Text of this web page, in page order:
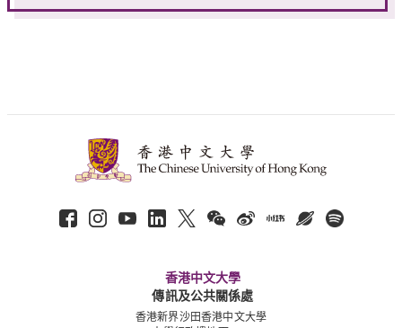
香港中文大學
傳訊及公共關係處
香港新界沙田香港中文大學